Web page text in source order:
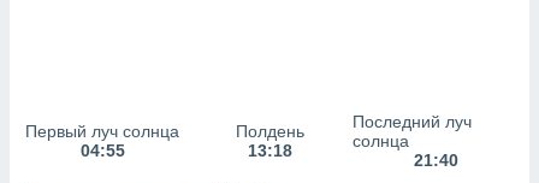
Первый луч солнца
04:55
Полдень
13:18
Последний луч
солнца
21:40